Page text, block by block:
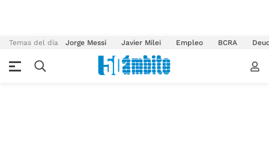
Temas del día Jorge Messi Javier Milei Empleo BCRA